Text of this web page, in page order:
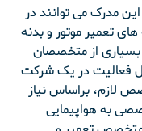
مدرک می توانند در
تعمیر موتور و بدنه
از متخصصان
فعالیت در یک شرکت
لازم، براساس نیاز
به هواپیمایی